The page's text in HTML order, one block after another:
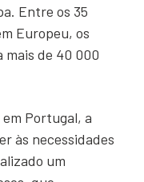
Entre os 35
Europeu, os
mais de 40 000
Portugal, a
às necessidades
um